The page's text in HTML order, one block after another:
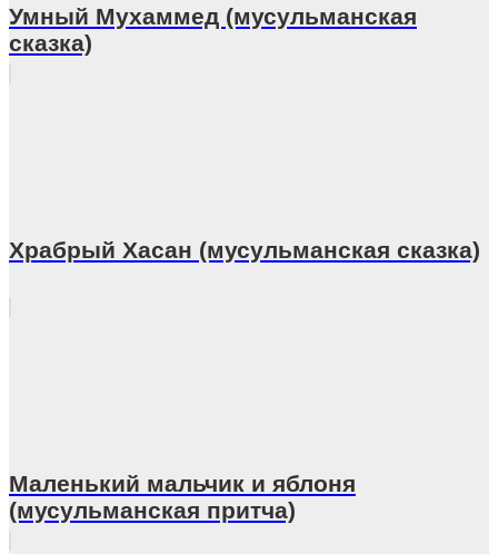
Умный Мухаммед (мусульманская
сказка)
Храбрый Хасан (мусульманская сказка)
Маленький мальчик и яблоня
(мусульманская притча)